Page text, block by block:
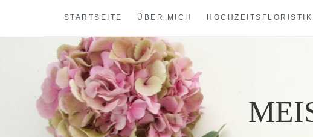
content
STARTSEITE ÜBER MICH HOCHZEITSFLORISTIK